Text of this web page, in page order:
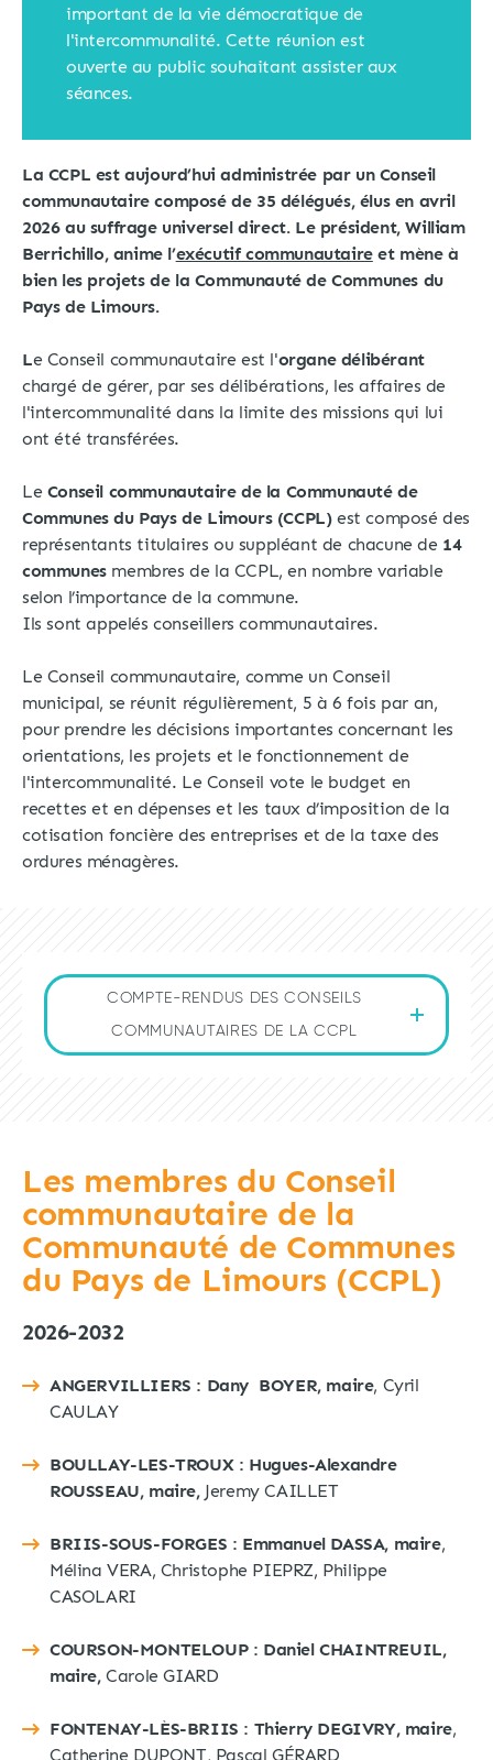
important de la vie démocratique de
l'intercommunalité. Cette réunion est
ouverte au public souhaitant assister aux
séances.
La CCPL est aujourd’hui administrée par un Conseil
communautaire composé de 35 délégués, élus en avril
2026 au suffrage universel direct. Le président, William
Berrichillo, anime l’exécutif communautaireet mène à
bien les projets de la Communauté de Communes du
Pays de Limours.
Le Conseil communautaire est l'organe délibérant
chargé de gérer, par ses délibérations, les affaires de
l'intercommunalité dans la limite des missions qui lui
ont été transférées.
Le Conseil communautaire de la Communauté de
Communes du Pays de Limours (CCPL)est composé des
représentants titulaires ou suppléant de chacune de 14
communes membres de la CCPL, en nombre variable
selon l’importance de la commune.
Ils sont appelés conseillers communautaires.
Le Conseil communautaire, comme un Conseil
municipal, se réunit régulièrement, 5 à 6 fois par an,
pour prendre les décisions importantes concernant les
orientations, les projets et le fonctionnement de
l'intercommunalité. Le Conseil vote le budget en
recettes et en dépenses et les taux d’imposition de la
cotisation foncière des entreprises et de la taxe des
ordures ménagères.
COMPTE-RENDUS DES CONSEILS
COMMUNAUTAIRES DE LA CCPL
Les membres du Conseil
communautaire de la
Communauté de Communes
du Pays de Limours (CCPL)
2026-2032
ANGERVILLIERS : Dany BOYER, maire, Cyril
CAULAY
BOULLAY-LES-TROUX : Hugues-Alexandre
ROUSSEAU, maire, Jeremy CAILLET
BRIIS-SOUS-FORGES : Emmanuel DASSA, maire,
Mélina VERA, Christophe PIEPRZ, Philippe
CASOLARI
COURSON-MONTELOUP : Daniel CHAINTREUIL,
maire,Carole GIARD
FONTENAY-LÈS-BRIIS : Thierry DEGIVRY, maire,
Catherine DUPONT, Pascal GÉRARD